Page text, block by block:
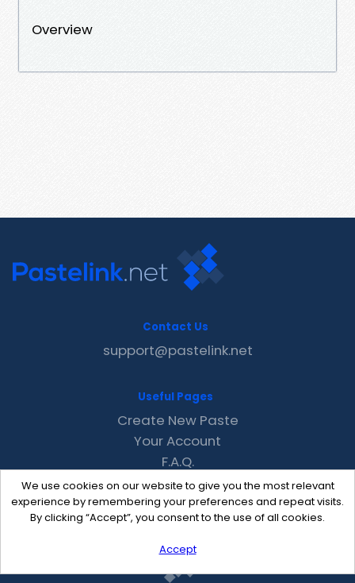
Overview
We use cookies on our website to give you the most relevant
experience by remembering your preferences and repeat visits.
By clicking “Accept”, you consent to the use of all cookies.
Accept
Contact Us
support@pastelink.net
Useful Pages
Create New Paste
Your Account
F.A.Q.
Recent
Contact